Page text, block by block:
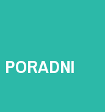
PORADNI